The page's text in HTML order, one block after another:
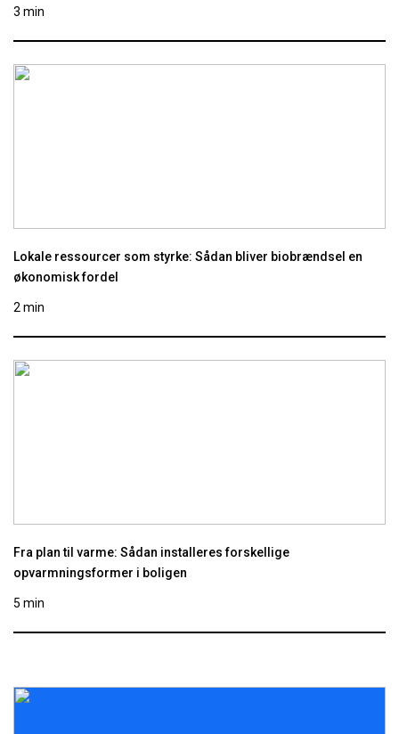
3 min
Lokale ressourcer som styrke: Sådan bliver biobrændsel en
økonomisk fordel
2 min
Fra plan til varme: Sådan installeres forskellige
opvarmningsformer i boligen
5 min